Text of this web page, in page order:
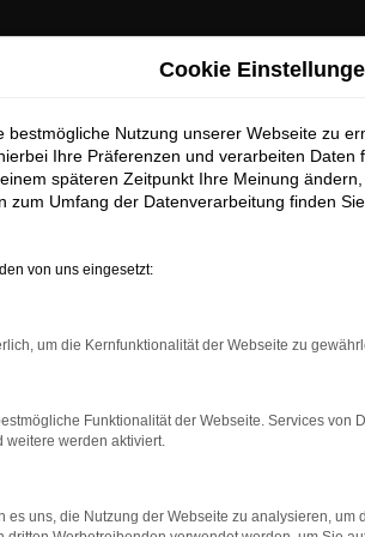
bestimmter Seiten verhindern.
auf dem neuesten Stand sind.
Cookie
bestmögliche Nutzung unserer Webseite zu
Ihre Präferenzen und verarbeiten
späteren Zeitpunkt Ihre Meinung
zum Umfang der Datenverarbeitung finden
von uns eingesetzt:
um die Kernfunktionalität der Webseite zu
Funktionalität der Webseite. Services von
weitere werden aktiviert.
es uns, die Nutzung der Webseite zu analysieren,